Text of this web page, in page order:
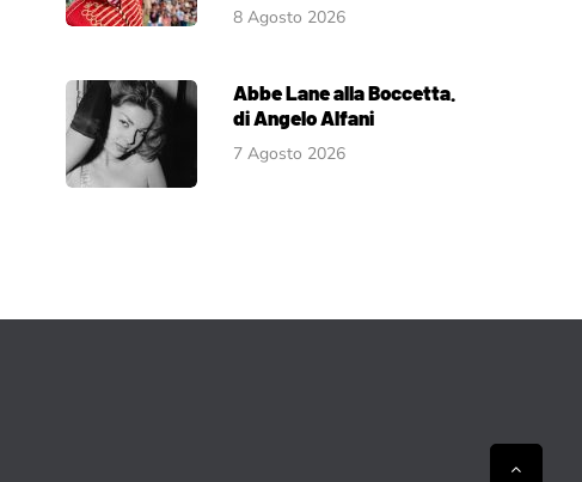
8 Agosto 2026
Abbe Lane alla Boccetta.
di Angelo Alfani
7 Agosto 2026